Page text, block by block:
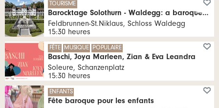
TOURISME
Barocktage Solothurn - Waldegg: a baroque country house (in English)
Feldbrunnen-St.Niklaus, Schloss Waldegg
15:30 heures
FÊTE MUSIQUE POPULAIRE
Baschi, Joya Marleen, Zian & Eva Leandra
Soleure, Schanzenplatz
15:30 heures
ENFANTS
Fête baroque pour les enfants